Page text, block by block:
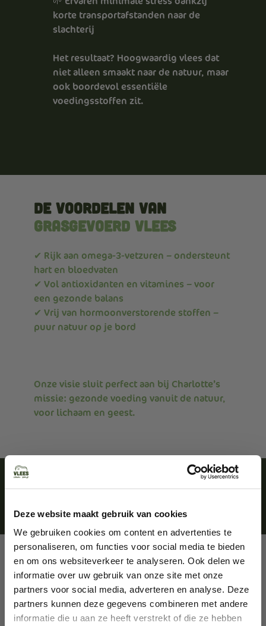
Deze website maakt gebruik van cookies
We gebruiken cookies om content en advertenties te
personaliseren, om functies voor social media te bieden
en om ons websiteverkeer te analyseren. Ook delen we
informatie over uw gebruik van onze site met onze
partners voor social media, adverteren en analyse. Deze
partners kunnen deze gegevens combineren met andere
informatie die u aan ze heeft verstrekt of die ze hebben
korte transportafstanden naar de
slachterij
Het resultaat? Hoogwaardig vlees dat
niet alleen smaakt naar de natuur, maar
ook boordevol essentiële
voedingsstoffen zit.
De Voordelen van
Grasgevoerd Vlees
✔ Rijk aan omega-3-vetzuren – ondersteunt
hart en bloedvaten
✔ Vol antioxidanten en vitamines – voor
een gezonde balans
✔ Vrij van hormoonverstorende stoffen –
puur natuur op je bord
Onze visie sluit perfect aan bij Charlotte’s
missie: gezonde voeding vanuit de natuur,
voor lichaam en geest.
Heb je vragen?
Neem gerust contact op met ons
team via info@vleesvanons.nl of